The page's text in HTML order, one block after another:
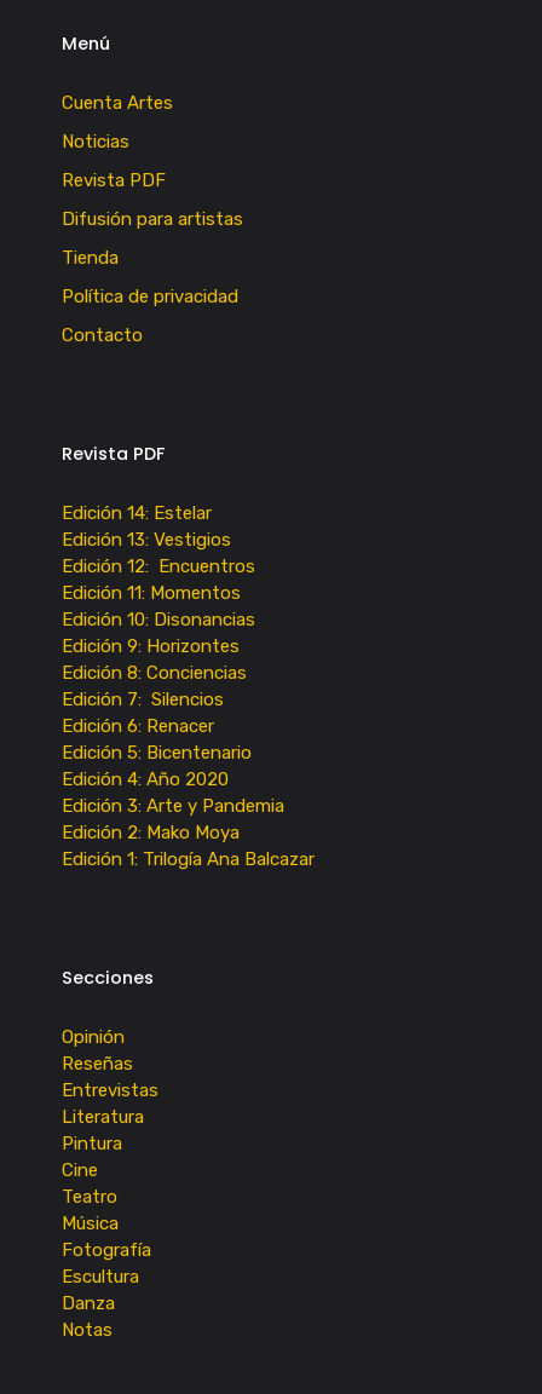
Menú
Cuenta Artes
Noticias
Revista PDF
Difusión para artistas
Tienda
Política de privacidad
Contacto
Revista PDF
Edición 14: Estelar
Edición 13: Vestigios
Edición 12: Encuentros
Edición 11: Momentos
Edición 10: Disonancias
Edición 9: Horizontes
Edición 8: Conciencias
Edición 7: Silencios
Edición 6: Renacer
Edición 5: Bicentenario
Edición 4: Año 2020
Edición 3: Arte y Pandemia
Edición 2: Mako Moya
Edición 1: Trilogía Ana Balcazar
Secciones
Opinión
Reseñas
Entrevistas
Literatura
Pintura
Cine
Teatro
Música
Fotografía
Escultura
Danza
Notas